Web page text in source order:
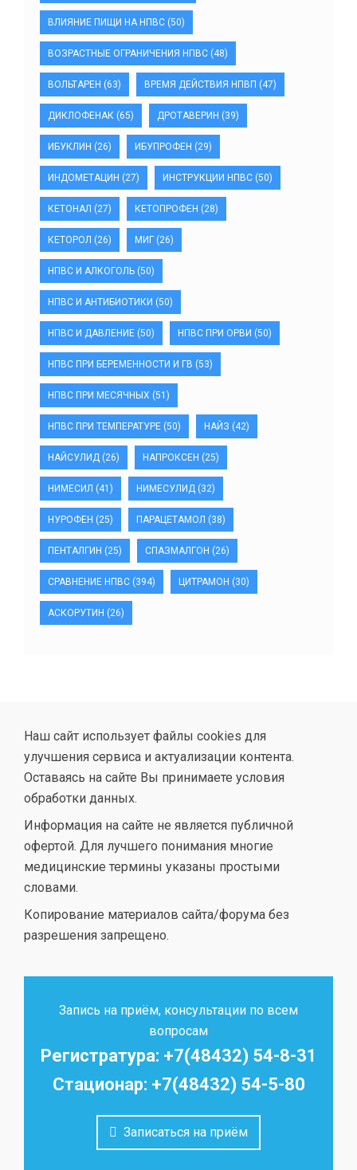
ВЛИЯНИЕ ПИЩИ НА НПВС (50)
ВОЗРАСТНЫЕ ОГРАНИЧЕНИЯ НПВС (48)
ВОЛЬТАРЕН (63) ВРЕМЯ ДЕЙСТВИЯ НПВП (47)
ДИКЛОФЕНАК (65) ДРОТАВЕРИН (39)
ИБУКЛИН (26) ИБУПРОФЕН (29)
ИНДОМЕТАЦИН (27) ИНСТРУКЦИИ НПВС (50)
КЕТОНАЛ (27) КЕТОПРОФЕН (28)
КЕТОРОЛ (26) МИГ (26)
НПВС И АЛКОГОЛЬ (50)
НПВС И АНТИБИОТИКИ (50)
НПВС И ДАВЛЕНИЕ (50) НПВС ПРИ ОРВИ (50)
НПВС ПРИ БЕРЕМЕННОСТИ И ГВ (53)
НПВС ПРИ МЕСЯЧНЫХ (51)
НПВС ПРИ ТЕМПЕРАТУРЕ (50) НАЙЗ (42)
НАЙСУЛИД (26) НАПРОКСЕН (25)
НИМЕСИЛ (41) НИМЕСУЛИД (32)
НУРОФЕН (25) ПАРАЦЕТАМОЛ (38)
ПЕНТАЛГИН (25) СПАЗМАЛГОН (26)
СРАВНЕНИЕ НПВС (394) ЦИТРАМОН (30)
АСКОРУТИН (26)
Наш сайт использует файлы cookies для
улучшения сервиса и актуализации контента.
Оставаясь на сайте Вы принимаете условия
обработки данных.
Информация на сайте не является публичной
офертой. Для лучшего понимания многие
медицинские термины указаны простыми
словами.
Копирование материалов сайта/форума без
разрешения запрещено.
Запись на приём, консультации по всем
вопросам
Регистратура: +7(48432) 54-8-31
Стационар: +7(48432) 54-5-80
Записаться на приём